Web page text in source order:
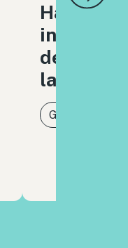
Hacia una
de
la IA
Gobernanza